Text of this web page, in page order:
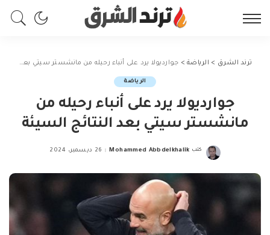
ترند الشرق > الرياضة> جوارديولا يرد على أنباء رحيله من مانشستر سيتي بعد النتائج السيئة
الرياضة
جوارديولا يرد على أنباء رحيله من
مانشستر سيتي بعد النتائج السيئة
Posted
كتب Mohammed Abbdelkhalik 26 ديسمبر، 2024